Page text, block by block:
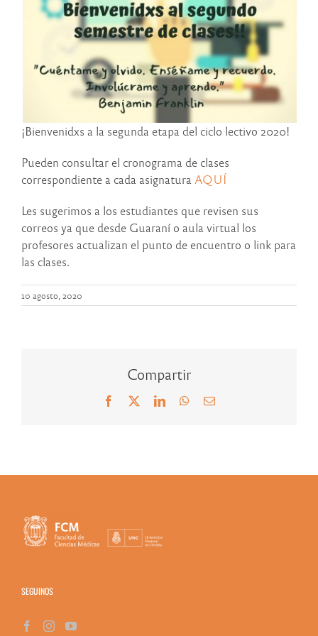
¡Bienvenidxs a la segunda etapa del ciclo lectivo 2020!
Pueden consultar el cronograma de clases
correspondiente a cada asignatura AQUÍ
Les sugerimos a los estudiantes que revisen sus
correos ya que desde Guaraní o aula virtual los
profesores actualizan el punto de encuentro o link para
las clases.
10 agosto, 2020
Compartir
Facebook LinkedInWhatsApp
Correo
SEGUINOS